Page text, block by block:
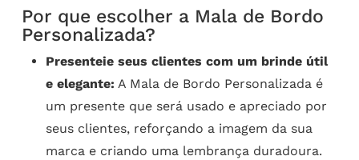
Por que escolher a Mala de Bordo
Personalizada?
Presenteie seus clientes com um brinde útil
e elegante: A Mala de Bordo Personalizada é
um presente que será usado e apreciado por
seus clientes, reforçando a imagem da sua
marca e criando uma lembrança duradoura.